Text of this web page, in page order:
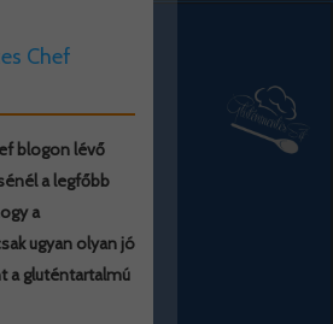
Chef
blogon lévő
a legfőbb
a
ugyan olyan jó
a gluténtartalmú